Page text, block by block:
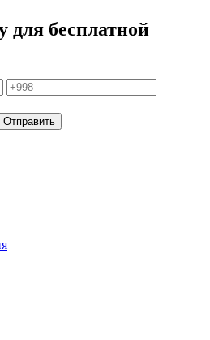
для бесплатной
Отправить